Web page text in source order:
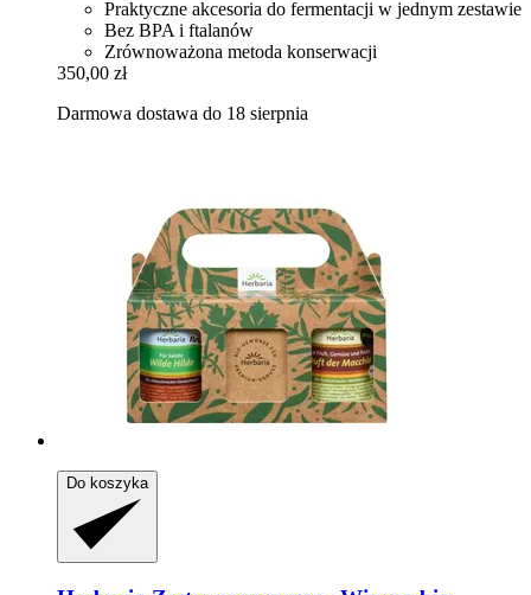
Praktyczne akcesoria do fermentacji w jednym zestawie
Bez BPA i ftalanów
Zrównoważona metoda konserwacji
350,00 zł
Darmowa dostawa do 18 sierpnia
Do koszyka